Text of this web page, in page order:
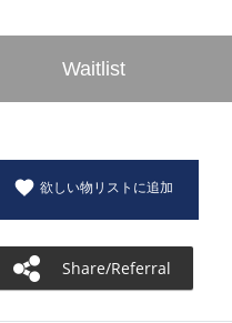
Waitlist
欲しい物リストに追加
Share/Referral